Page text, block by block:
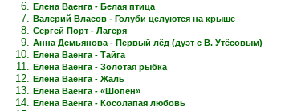
Елена Ваенга - Белая птица
Валерий Власов - Голуби целуются на крыше
Сергей Порт - Лагеря
Анна Демьянова - Первый лёд (дуэт с В. Утёсовым)
Елена Ваенга - Тайга
Елена Ваенга - Золотая рыбка
Елена Ваенга - Жаль
Елена Ваенга - «Шопен»
Елена Ваенга - Косолапая любовь